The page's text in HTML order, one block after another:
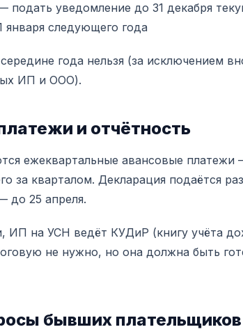
подать уведомление до 31 декабря
января следующего года
года нельзя (за исключением
ИП и ООО).
и отчётность
ежеквартальные авансовые платежи
за кварталом. Декларация подаётся
до 25 апреля.
ИП на УСН ведёт КУДиР (книгу учёта
не нужно, но она должна быть
бывших